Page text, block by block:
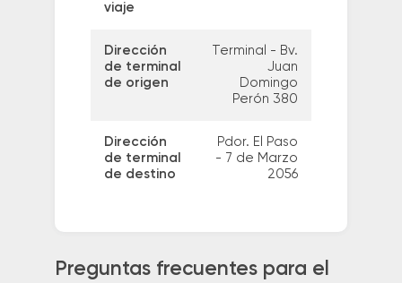
viaje
Dirección
de terminal
de origen
Terminal - Bv.
Juan
Domingo
Perón 380
Dirección
de terminal
de destino
Pdor. El Paso
- 7 de Marzo
2056
Preguntas frecuentes para el